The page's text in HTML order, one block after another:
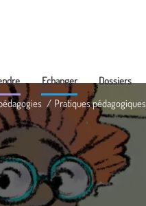
Echanger Dossiers
Pratiques pédagogiques